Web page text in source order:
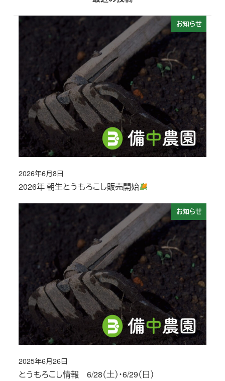
お知らせ
2026年 朝生とうもろこし販売開始
投稿日
2026年6月8日
お知らせ
とうもろこし情報 6/28（土）・6/29（日）
投稿日
2025年6月26日